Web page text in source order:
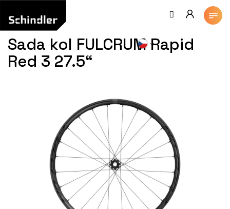
obsah
Sada kol FULCRUM Rapid
Red 3 27.5“